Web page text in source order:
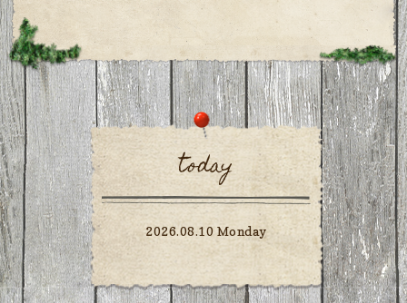
today
2026.08.10 Monday